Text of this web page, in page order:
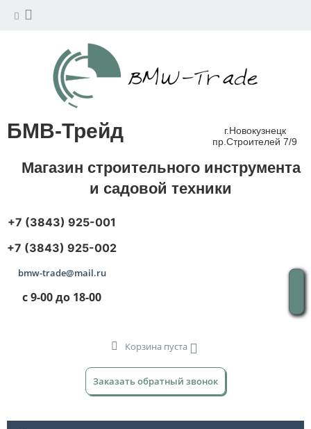
БМВ-Трейд
г.Новокузнецк
пр.Строителей 7/9
Магазин строительного инструмента
и садовой техники
+7 (3843) 925-001
+7 (3843) 925-002
bmw-trade@mail.ru
с 9-00 до 18-00
Корзина пуста
Заказать обратный звонок